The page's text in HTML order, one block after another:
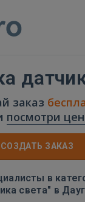
заказ
посмотри
СОЗДАТЬ ЗАКАЗ
в
света" в